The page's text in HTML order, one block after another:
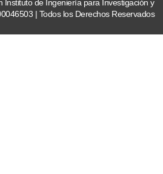
de Ingeniería para Investigación y
| Todos los Derechos Reservados